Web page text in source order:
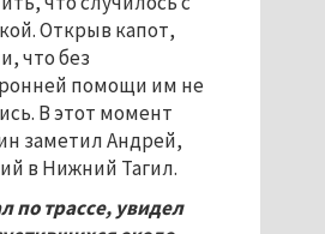
Открыв капот,
что без
помощи им не
В этот момент
заметил Андрей,
в Нижний Тагил.
по трассе, увидел